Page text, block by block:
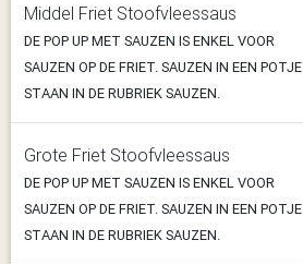
Middel Friet Stoofvleessaus
DE POP UP MET SAUZEN IS ENKEL VOOR
SAUZEN OP DE FRIET. SAUZEN IN EEN POTJE
STAAN IN DE RUBRIEK SAUZEN.
Grote Friet Stoofvleessaus
DE POP UP MET SAUZEN IS ENKEL VOOR
SAUZEN OP DE FRIET. SAUZEN IN EEN POTJE
STAAN IN DE RUBRIEK SAUZEN.